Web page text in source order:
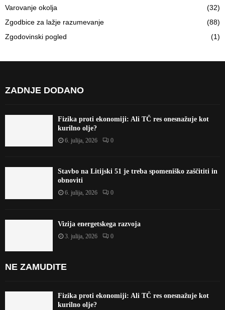
Varovanje okolja
(32)
Zgodbice za lažje razumevanje
(88)
Zgodovinski pogled
(1)
ZADNJE DODANO
Fizika proti ekonomiji: Ali TČ res onesnažuje kot
kurilno olje?
6. julija, 2026 0
Stavbo na Litijski 51 je treba spomeniško zaščititi in
obnoviti
6. julija, 2026 0
Vizija energetskega razvoja
3. julija, 2026 0
NE ZAMUDITE
Fizika proti ekonomiji: Ali TČ res onesnažuje kot
kurilno olje?